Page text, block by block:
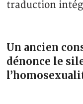
traduction
Un ancien
dénonce le